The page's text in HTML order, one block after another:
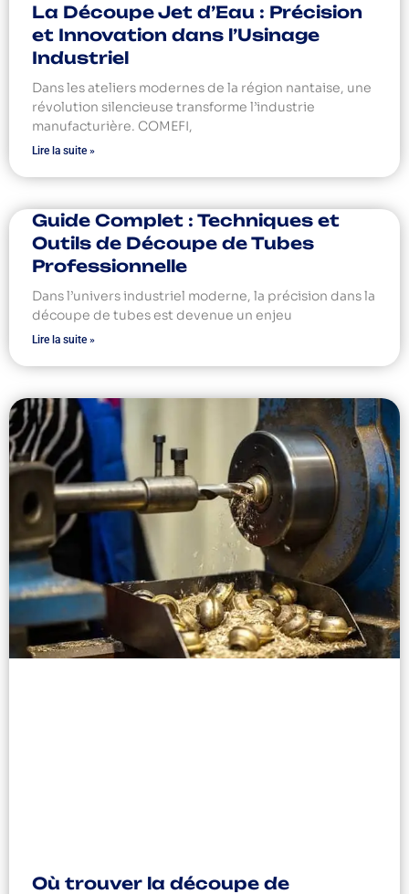
La Découpe Jet d’Eau : Précision
et Innovation dans l’Usinage
Industriel
Dans les ateliers modernes de la région nantaise, une
révolution silencieuse transforme l’industrie
manufacturière. COMEFI,
Lire la suite »
Guide Complet : Techniques et
Outils de Découpe de Tubes
Professionnelle
Dans l’univers industriel moderne, la précision dans la
découpe de tubes est devenue un enjeu
Lire la suite »
Où trouver la découpe de